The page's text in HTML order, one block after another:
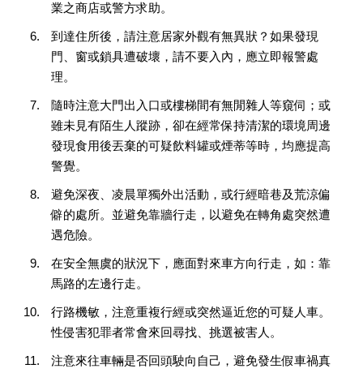
業之商店或警方求助。
到達住所後，請注意居家外觀有無異狀？如果發現
門、窗或鎖具遭破壞，請不要入內，應立即報警處
理。
隨時注意大門出入口或樓梯間有無閒雜人等窺伺；或
雖未見有陌生人蹤跡，卻在經常保持清潔的環境周邊
發現食用後丟棄的可疑飲料罐或煙蒂等時，均應提高
警覺。
避免深夜、凌晨單獨外出活動，或行經暗巷及荒涼偏
僻的處所。並避免靠牆行走，以避免在轉角處突然遭
遇危險。
在安全無虞的狀況下，應面對來車方向行走，如：靠
馬路的左邊行走。
行路機敏，注意重複行經或突然逼近您的可疑人車。
性侵害犯罪者常會來回尋找、挑選被害人。
注意來往車輛是否回頭駛向自己，避免發生假車禍真